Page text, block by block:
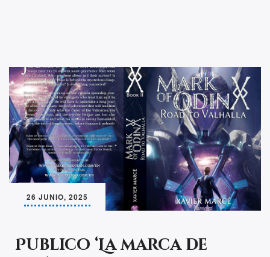
26 JUNIO, 2025
Publico ‘La marca de